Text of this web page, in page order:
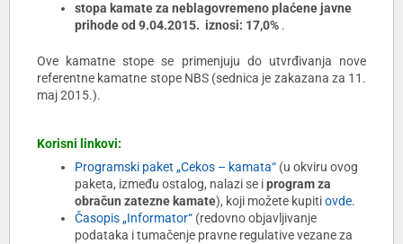
stopa kamate za neblagovremeno plaćene javne
prihodeod 9.04.2015. iznosi: 17,0% .
Ove kamatne stope se primenjuju do utvrđivanja nove
referentne kamatne stope NBS (sednica je zakazana za 11.
maj 2015.).
Korisni linkovi:
Programski paket „Cekos – kamata“ (u okviru ovog
paketa, između ostalog, nalazi se iprogram za
obračun zatezne kamate), koji možete kupitiovde.
Časopis „Informator“ (redovno objavljivanje
podataka i tumačenje pravne regulative vezane za